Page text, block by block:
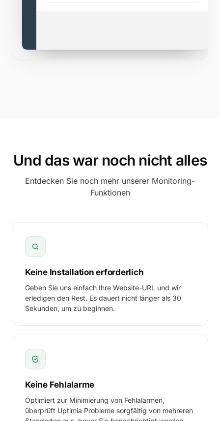
/img/banner-2025.jpg
/css/legacy.css stylesheet
Und das war noch nicht alles
Entdecken Sie noch mehr unserer Monitoring-
Funktionen
Keine Installation erforderlich
Geben Sie uns einfach Ihre Website-URL und wir
erledigen den Rest. Es dauert nicht länger als 30
Sekunden, um zu beginnen.
Keine Fehlalarme
Optimiert zur Minimierung von Fehlalarmen,
überprüft Uptimia Probleme sorgfältig von mehreren